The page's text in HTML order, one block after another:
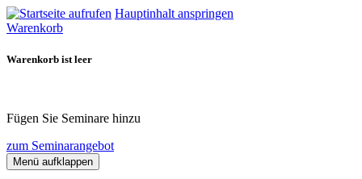
Hauptinhalt anspringen
Warenkorb
Warenkorb ist leer
Fügen Sie Seminare hinzu
zum Seminarangebot
Menü aufklappen